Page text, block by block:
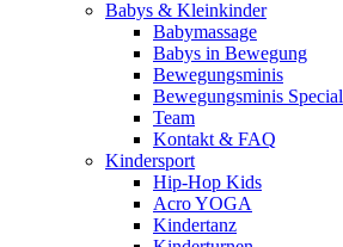
Babys & Kleinkinder
Babymassage
Babys in Bewegung
Bewegungsminis
Bewegungsminis Special
Team
Kontakt & FAQ
Kindersport
Hip-Hop Kids
Acro YOGA
Kindertanz